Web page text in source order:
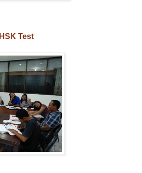
HSK Test